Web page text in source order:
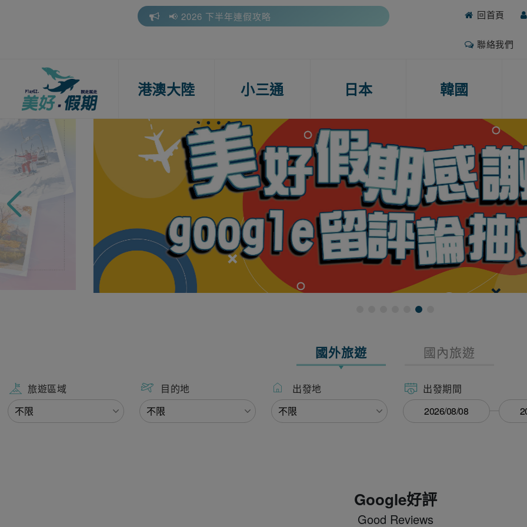
📢 2026 下半年連假攻略
☀️2026盛夏出發，暑期熱門團期
🎁 美好假期參團好評抽好禮
回首頁
聯絡我們
港澳大陸 小三通 日本 韓國
國外旅遊 國內旅遊
旅遊區域 目的地 出發地 出發期間
Google好評
Good Reviews